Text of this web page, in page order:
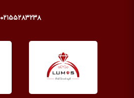
۰۲۱۵۵۲۸۳۲۳۸